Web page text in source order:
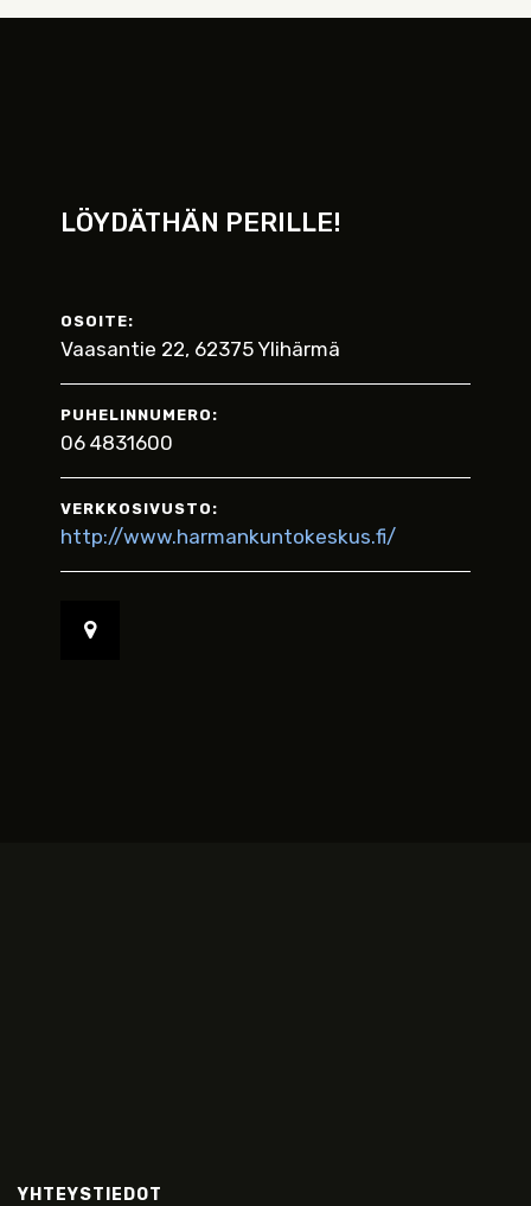
LÖYDÄTHÄN PERILLE!
OSOITE:
Vaasantie 22, 62375 Ylihärmä
PUHELINNUMERO:
06 4831600
VERKKOSIVUSTO:
http://www.harmankuntokeskus.fi/
YHTEYSTIEDOT